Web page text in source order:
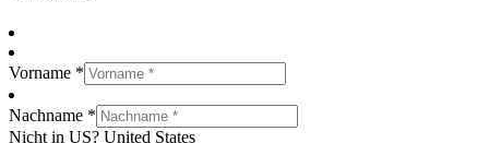
Vorname *
Nachname *
Nicht in US? United States